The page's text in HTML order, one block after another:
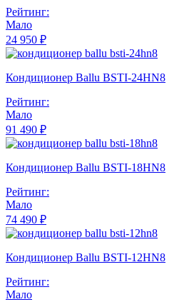
Рейтинг:
Мало
24 950 ₽
Кондиционер Ballu BSTI-24HN8
Рейтинг:
Мало
91 490 ₽
Кондиционер Ballu BSTI-18HN8
Рейтинг:
Мало
74 490 ₽
Кондиционер Ballu BSTI-12HN8
Рейтинг:
Мало